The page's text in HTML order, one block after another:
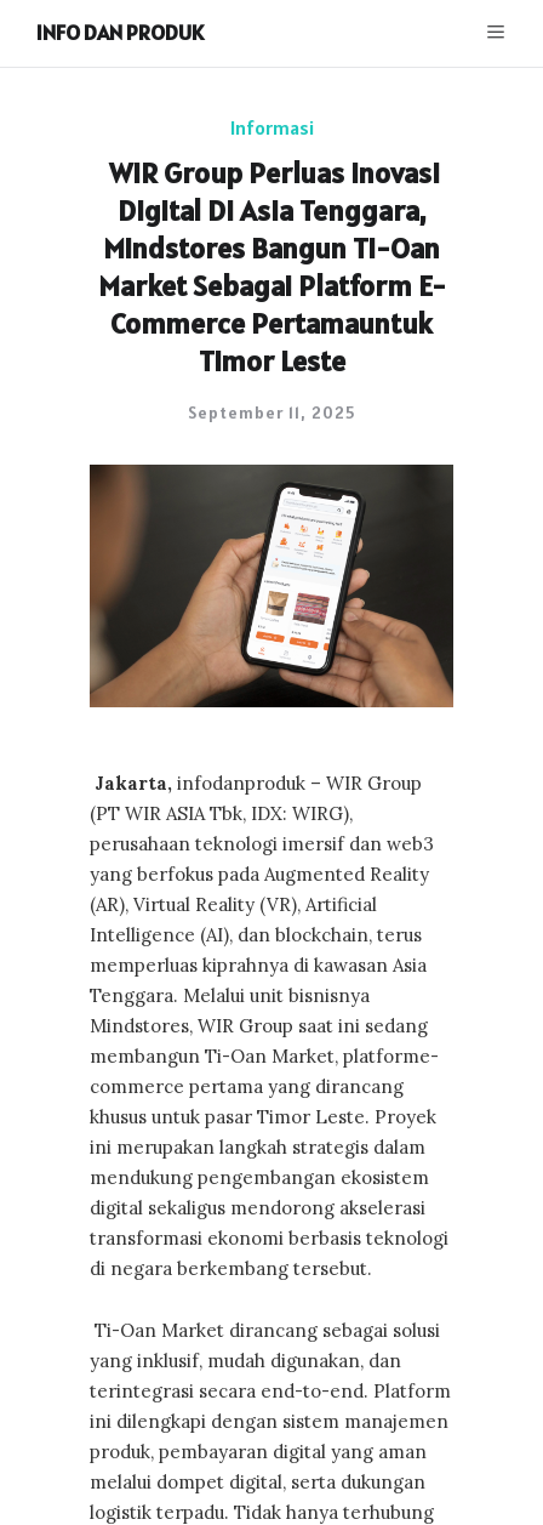
INFO DAN PRODUK
Informasi
WIR Group Perluas Inovasi
Digital Di Asia Tenggara,
Mindstores Bangun Ti-Oan
Market Sebagai Platform E-
Commerce Pertamauntuk
Timor Leste
September 11, 2025
Jakarta, infodanproduk – WIR Group
(PT WIR ASIA Tbk, IDX: WIRG),
perusahaan teknologi imersif dan web3
yang berfokus pada Augmented Reality
(AR), Virtual Reality (VR), Artificial
Intelligence (AI), dan blockchain, terus
memperluas kiprahnya di kawasan Asia
Tenggara. Melalui unit bisnisnya
Mindstores, WIR Group saat ini sedang
membangun Ti-Oan Market, platforme-
commerce pertama yang dirancang
khusus untuk pasar Timor Leste. Proyek
ini merupakan langkah strategis dalam
mendukung pengembangan ekosistem
digital sekaligus mendorong akselerasi
transformasi ekonomi berbasis teknologi
di negara berkembang tersebut.
Ti-Oan Market dirancang sebagai solusi
yang inklusif, mudah digunakan, dan
terintegrasi secara end-to-end. Platform
ini dilengkapi dengan sistem manajemen
produk, pembayaran digital yang aman
melalui dompet digital, serta dukungan
logistik terpadu. Tidak hanya terhubung